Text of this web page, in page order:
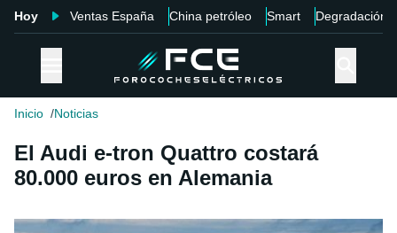
Hoy Ventas España China petróleo Smart Degradación
Inicio Noticias
El Audi e-tron Quattro costará
80.000 euros en Alemania